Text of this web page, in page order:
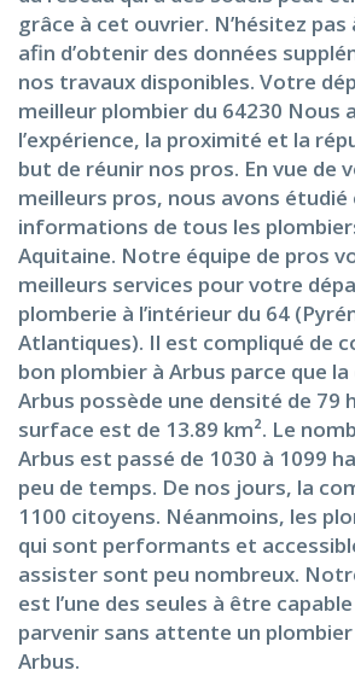
grâce à cet ouvrier. N’hésitez pas
afin d’obtenir des données
nos travaux disponibles. Votre
meilleur plombier du 64230 Nous
l’expérience, la proximité et la
but de réunir nos pros. En vue de
meilleurs pros, nous avons
informations de tous les
Aquitaine. Notre équipe de pros
meilleurs services pour votre
plomberie à l’intérieur du 64
Atlantiques). Il est compliqué de
bon plombier à Arbus parce que
Arbus possède une densité de 79
surface est de 13.89 km². Le
Arbus est passé de 1030 à 1099
peu de temps. De nos jours, la
1100 citoyens. Néanmoins, les
qui sont performants et
assister sont peu nombreux.
est l’une des seules à être
parvenir sans attente un
Arbus.